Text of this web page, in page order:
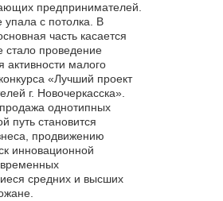
предпринимателей.
с потолка. В
часть касается
стало проведение
активности малого
«Лучший проект
г. Новочеркасска».
однотипных
путь становится
продвижению
инновационной
средних и высших